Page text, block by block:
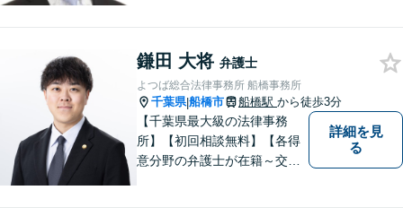
市の牧野法律事務所へお気軽
にご相談下さい。
鎌田 大将 弁護士
よつば総合法律事務所 船橋事務所
千葉県|船橋市 船橋駅 から徒歩3分
【千葉県最大級の法律事務
所】【初回相談無料】【各得
意分野の弁護士が在籍～交通
詳細を見
る